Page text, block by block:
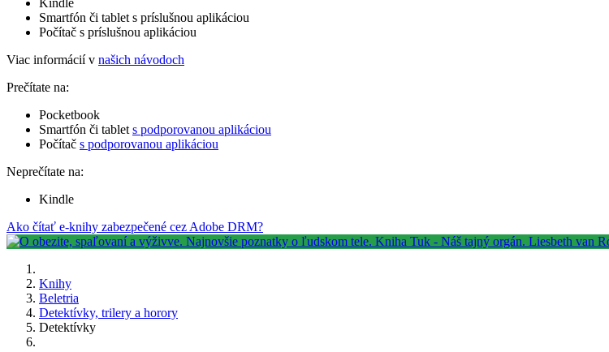
Kindle
Smartfón či tablet s príslušnou aplikáciou
Počítač s príslušnou aplikáciou
Viac informácií v našich návodoch
Prečítate na:
Pocketbook
Smartfón či tablet s podporovanou aplikáciou
Počítač s podporovanou aplikáciou
Neprečítate na:
Kindle
Ako čítať e-knihy zabezpečené cez Adobe DRM?
Knihy
Beletria
Detektívky, trilery a horory
Detektívky